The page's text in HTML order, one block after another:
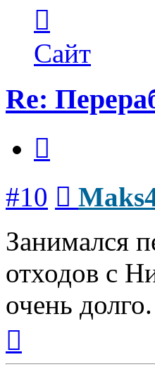
пользователя
Maks42
Сайт
Re:
#10
Занимался
отходов с
очень долго.
началу